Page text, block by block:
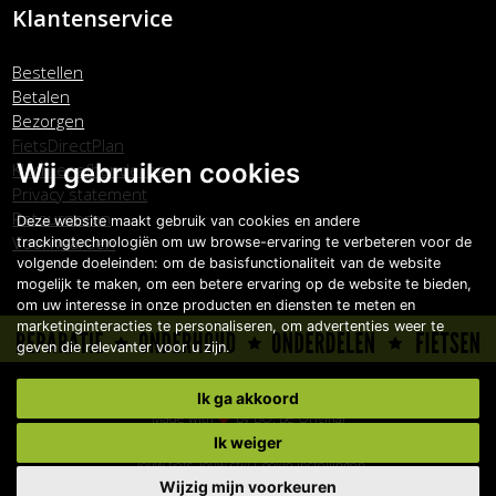
Klantenservice
Bestellen
Betalen
Bezorgen
FietsDirectPlan
Klachtenafhandeling
Privacy statement
Retourneren
Voorwaarden
Copyright © Carlo Boonstra de Fietsspecialist 2026
Made with
byBO. Be Original
Powered byBO Creator DXP®
Jouw fiets, jouw stijlCookie instellingen
Wij gebruiken cookies
Deze website maakt gebruik van cookies en andere
trackingtechnologiën om uw browse-ervaring te verbeteren voor de
volgende doeleinden: om de basisfunctionaliteit van de website
mogelijk te maken, om een betere ervaring op de website te bieden,
om uw interesse in onze producten en diensten te meten en
marketinginteracties te personaliseren, om advertenties weer te
geven die relevanter voor u zijn.
Ik ga akkoord
Ik weiger
Wijzig mijn voorkeuren